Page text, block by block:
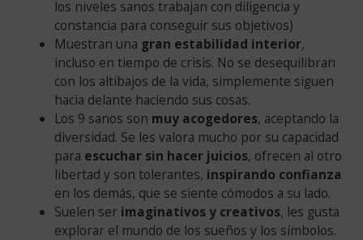
los niveles sanos trabajan con diligencia y
constancia para conseguir sus objetivos)
Muestran una gran estabilidad interior,
incluso en tiempo de crisis. No se desequilibran
con los altibajos de la vida, simplemente siguen
hacia delante haciendo sus cosas.
Los 9 sanos son muy acogedores, aceptando la
diversidad. Se les valora mucho por su capacidad
para escuchar sin hacer juicios, ofrecen al otro
libertad y son tolerantes, inspirando confianza
en los demás, que se siente cómodos a su lado.
Suelen ser imaginativos y creativos, les gusta
explorar el mundo de los sueños y los símbolos.